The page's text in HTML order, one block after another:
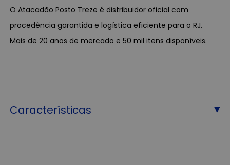
O Atacadão Posto Treze é distribuidor oficial com
procedência garantida e logística eficiente para o RJ.
Mais de 20 anos de mercado e 50 mil itens disponíveis.
Características